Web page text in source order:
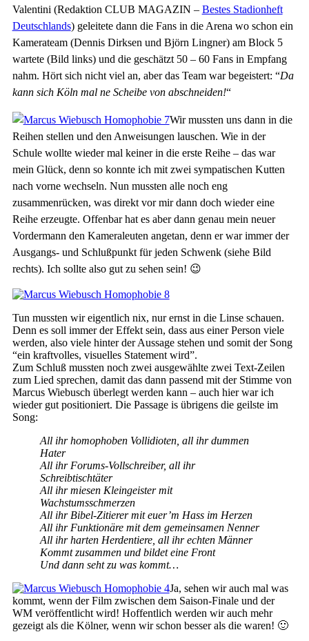
Valentini (Redaktion CLUB MAGAZIN – Bestes Stadionheft
Deutschlands) geleitete dann die Fans in die Arena wo schon ein
Kamerateam (Dennis Dirksen und Björn Lingner) am Block 5
wartete (Bild links) und die geschätzt 50 – 60 Fans in Empfang
nahm. Hört sich nicht viel an, aber das Team war begeistert: “Da
kann sich Köln mal ne Scheibe von abschneiden!“
Wir mussten uns dann in die
Reihen stellen und den Anweisungen lauschen. Wie in der
Schule wollte wieder mal keiner in die erste Reihe – das war
mein Glück, denn so konnte ich mit zwei sympatischen Kutten
nach vorne wechseln. Nun mussten alle noch eng
zusammenrücken, was direkt vor mir dann doch wieder eine
Reihe erzeugte. Offenbar hat es aber dann genau mein neuer
Vordermann den Kameraleuten angetan, denn er war immer der
Ausgangs- und Schlußpunkt für jeden Schwenk (siehe Bild
rechts). Ich sollte also gut zu sehen sein! 😉
Tun mussten wir eigentlich nix, nur ernst in die Linse schauen.
Denn es soll immer der Effekt sein, dass aus einer Person viele
werden, also viele hinter der Aussage stehen und somit der Song
“ein kraftvolles, visuelles Statement wird”.
Zum Schluß mussten noch zwei ausgewählte zwei Text-Zeilen
zum Lied sprechen, damit das dann passend mit der Stimme von
Marcus Wiebusch überlegt werden kann – auch hier war ich
wieder gut positioniert. Die Passage is übrigens die geilste im
Song:
All ihr homophoben Vollidioten, all ihr dummen
Hater
All ihr Forums-Vollschreiber, all ihr
Schreibtischtäter
All ihr miesen Kleingeister mit
Wachstumsschmerzen
All ihr Bibel-Zitierer mit euer’m Hass im Herzen
All ihr Funktionäre mit dem gemeinsamen Nenner
All ihr harten Herdentiere, all ihr echten Männer
Kommt zusammen und bildet eine Front
Und dann seht zu was kommt…
Ja, sehen wir auch mal was
kommt, wenn der Film zwischen dem Saison-Finale und der
WM veröffentlicht wird! Hoffentlich werden wir auch mehr
gezeigt als die Kölner, wenn wir schon besser als die waren! 🙂